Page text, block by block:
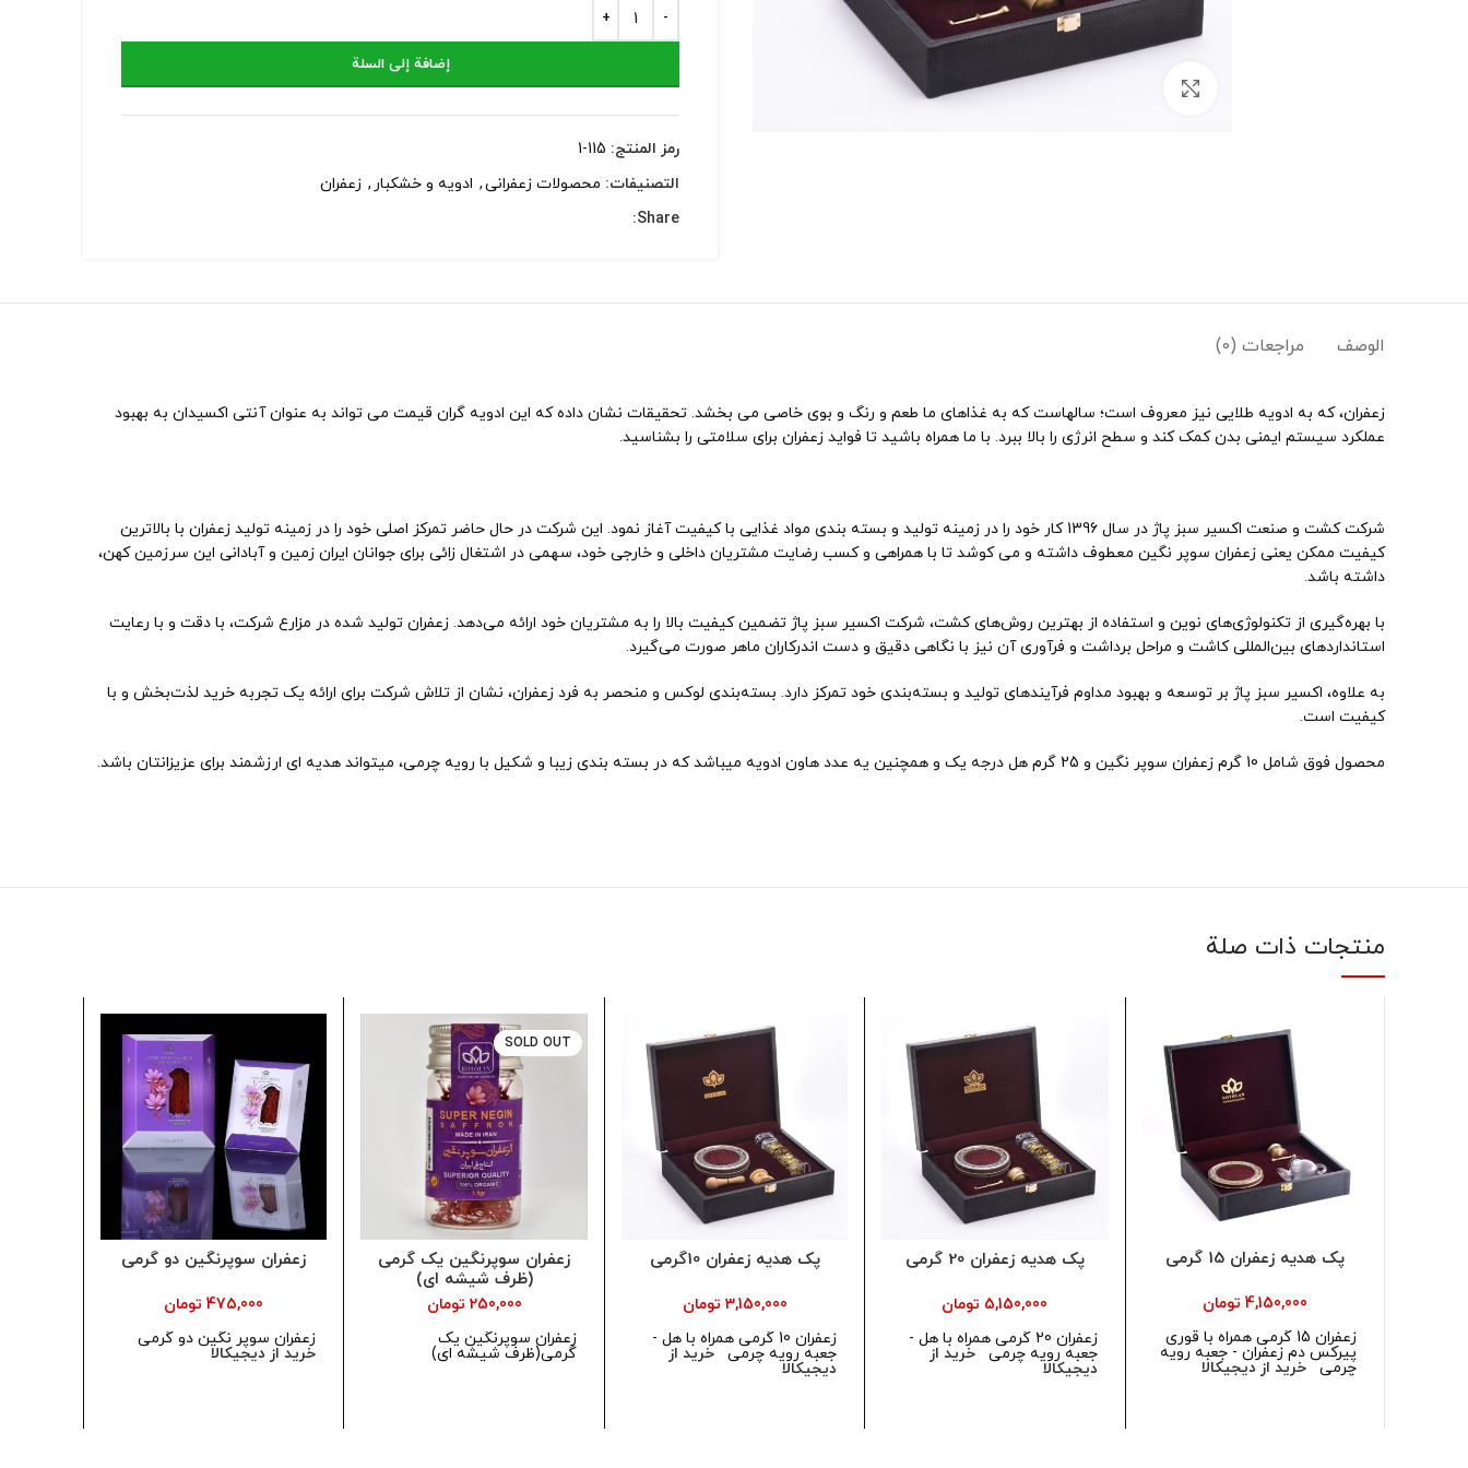
إضافة إلى السلة
رمز المنتج: 115-1
التصنيفات: محصولات زعفرانی, ادویه و خشکبار , زعفران
Share:
الوصف مراجعات (0)
زعفران، که به ادویه طلایی نیز معروف است؛ سالهاست که به غذاهای ما طعم و رنگ و بوی خاصی می بخشد. تحقیقات نشان داده که این ادویه گران قیمت می تواند به عنوان آنتی اکسیدان به بهبود
عملکرد سیستم ایمنی بدن کمک کند و سطح انرژی را بالا ببرد. با ما همراه باشید تا فواید زعفران برای سلامتی را بشناسید.
شرکت کشت و صنعت اکسیر سبز پاژ در سال 1396 کار خود را در زمینه تولید و بسته بندی مواد غذایی با کیفیت آغاز نمود. این شرکت در حال حاضر تمرکز اصلی خود را در زمینه تولید زعفران با بالاترین
کیفیت ممکن یعنی زعفران سوپر نگین معطوف داشته و می کوشد تا با همراهی و کسب رضایت مشتریان داخلی و خارجی خود، سهمی در اشتغال زائی برای جوانان ایران زمین و آبادانی این سرزمین کهن،
داشته باشد.
با بهره‌گیری از تکنولوژی‌های نوین و استفاده از بهترین روش‌های کشت، شرکت اکسیر سبز پاژ تضمین کیفیت بالا را به مشتریان خود ارائه می‌دهد. زعفران تولید شده در مزارع شرکت، با دقت و با رعایت
استانداردهای بین‌المللی کاشت و مراحل برداشت و فرآوری آن نیز با نگاهی دقیق و دست اندرکاران ماهر صورت می‌گیرد.
به علاوه، اکسیر سبز پاژ بر توسعه و بهبود مداوم فرآیندهای تولید و بسته‌بندی خود تمرکز دارد. بسته‌بندی لوکس و منحصر به فرد زعفران، نشان از تلاش شرکت برای ارائه یک تجربه خرید لذت‌بخش و با
کیفیت است.
محصول فوق شامل 10 گرم زعفران سوپر نگین و 25 گرم هل درجه یک و همچنین یه عدد هاون ادویه میباشد که در بسته بندی زیبا و شکیل با رویه چرمی، میتواند هدیه ای ارزشمند برای عزیزانتان باشد.
منتجات ذات صلة
پک هدیه زعفران 15 گرمی
4,150,000 تومان
زعفران 15 گرمی همراه با قوری
پیرکس دم زعفران - جعبه رویه
چرمی خرید از دیجیکالا
پک هدیه زعفران 20 گرمی
5,150,000 تومان
زعفران 20 گرمی همراه با هل -
جعبه رویه چرمیخرید از
دیجیکالا
پک هدیه زعفران 10گرمی
3,150,000 تومان
زعفران 10 گرمی همراه با هل -
جعبه رویه چرمی خرید از
دیجیکالا
SOLD OUT
زعفران سوپرنگین یک گرمی
(ظرف شیشه ای)
250,000 تومان
زعفران سوپرنگین یک
گرمی(ظرف شیشه ای)
زعفران سوپرنگین دو گرمی
475,000 تومان
زعفران سوپر نگین دو گرمی
خرید از دیجیکالا